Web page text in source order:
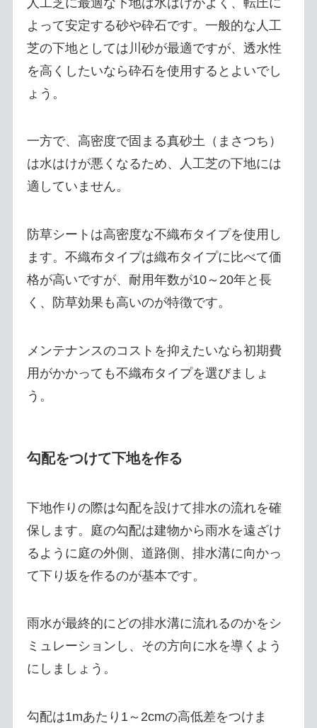
よって安定する砂や砕石です。一般的な人工
芝の下地としては川砂が最適ですが、透水性
を高くしたいなら砕石を使用するとよいでし
ょう。
一方で、高密度で固まる真砂土（まさつち）
は水はけが悪くなるため、人工芝の下地には
適していません。
防草シートは高密度な不織布タイプを使用し
ます。不織布タイプは織布タイプに比べて価
格が高いですが、耐用年数が10～20年と長
く、防草効果も高いのが特徴です。
メンテナンスのコストを抑えたいなら初期費
用がかかっても不織布タイプを選びましょ
う。
勾配をつけて下地を作る
下地作りの際は勾配を設けて排水の流れを確
保します。庭の勾配は建物から雨水を遠ざけ
るように庭の外側、道路側、排水溝に向かっ
て下り坂を作るのが基本です。
雨水が最終的にどの排水溝に流れるのかをシ
ミュレーションし、その方向に水を導くよう
にしましょう。
勾配は1mあたり1～2cmの高低差をつけま